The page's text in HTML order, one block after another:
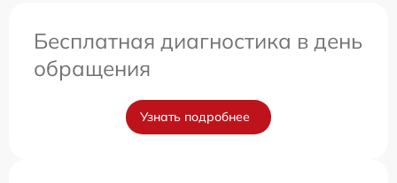
Бесплатная диагностика в день
обращения
Узнать подробнее